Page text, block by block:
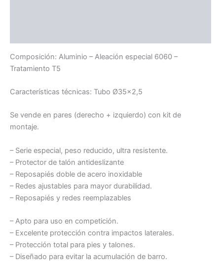
Composición: Aluminio – Aleación especial 6060 –
Tratamiento T5
Características técnicas: Tubo Ø35×2,5
Se vende en pares (derecho + izquierdo) con kit de
montaje.
– Serie especial, peso reducido, ultra resistente.
– Protector de talón antideslizante
– Reposapiés doble de acero inoxidable
– Redes ajustables para mayor durabilidad.
– Reposapiés y redes reemplazables
– Apto para uso en competición.
– Excelente protección contra impactos laterales.
– Protección total para pies y talones.
– Diseñado para evitar la acumulación de barro.